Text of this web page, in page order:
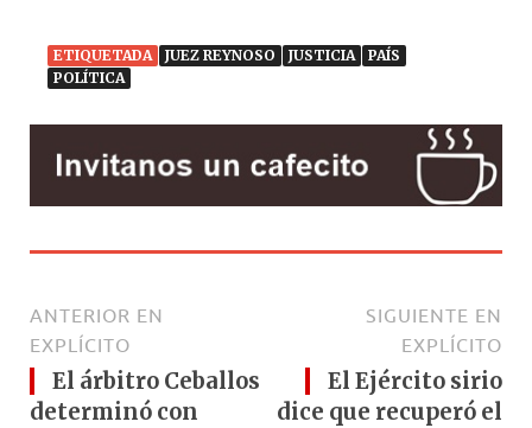
ETIQUETADA JUEZ REYNOSO JUSTICIA
PAÍS
POLÍTICA
ANTERIOR EN
EXPLÍCITO
El árbitro Ceballos
determinó con
SIGUIENTE EN
EXPLÍCITO
El Ejército sirio
dice que recuperó el